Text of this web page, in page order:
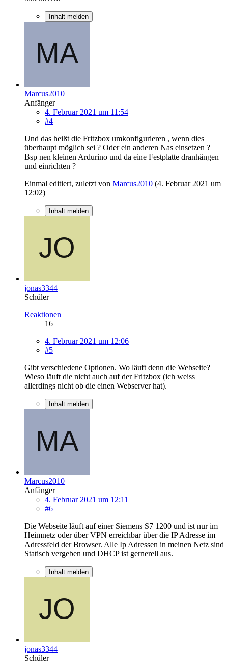
Inhalt melden
Marcus2010
Anfänger
4. Februar 2021 um 11:54
#4
Und das heißt die Fritzbox umkonfigurieren , wenn dies
überhaupt möglich sei ? Oder ein anderen Nas einsetzen ?
Bsp nen kleinen Ardurino und da eine Festplatte dranhängen
und einrichten ?
Einmal editiert, zuletzt von Marcus2010 (4. Februar 2021 um
12:02)
Inhalt melden
jonas3344
Schüler
Reaktionen
16
4. Februar 2021 um 12:06
#5
Gibt verschiedene Optionen. Wo läuft denn die Webseite?
Wieso läuft die nicht auch auf der Fritzbox (ich weiss
allerdings nicht ob die einen Webserver hat).
Inhalt melden
Marcus2010
Anfänger
4. Februar 2021 um 12:11
#6
Die Webseite läuft auf einer Siemens S7 1200 und ist nur im
Heimnetz oder über VPN erreichbar über die IP Adresse im
Adressfeld der Browser. Alle Ip Adressen in meinen Netz sind
Statisch vergeben und DHCP ist gernerell aus.
Inhalt melden
jonas3344
Schüler